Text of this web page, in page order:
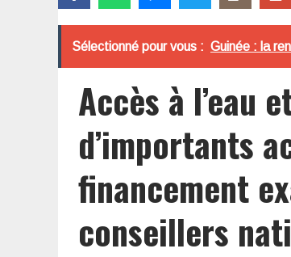
Sélectionné pour vous : Guinée : la
Accès à l’eau
d’importants
financement
conseillers